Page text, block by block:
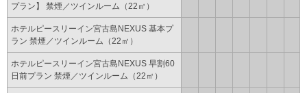
プラン】 禁煙／ツインルーム（22㎡）
ホテルピースリーイン宮古島NEXUS 基本プ
ラン 禁煙／ツインルーム（22㎡）
ホテルピースリーイン宮古島NEXUS 早割60
日前プラン 禁煙／ツインルーム（22㎡）